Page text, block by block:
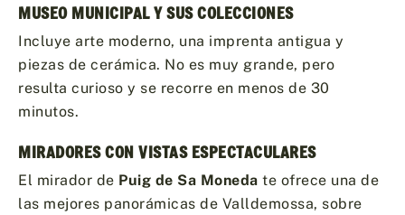
MUSEO MUNICIPAL Y SUS COLECCIONES
Incluye arte moderno, una imprenta antigua y
piezas de cerámica. No es muy grande, pero
resulta curioso y se recorre en menos de 30
minutos.
MIRADORES CON VISTAS ESPECTACULARES
El mirador de Puig de Sa Moneda te ofrece una de
las mejores panorámicas de Valldemossa, sobre